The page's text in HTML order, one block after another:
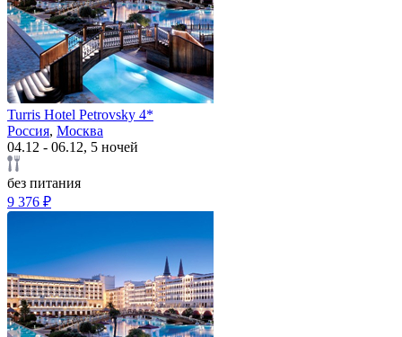
Turris Hotel Petrovsky 4*
Россия, Москва
04.12 - 06.12, 5 ночей
без питания
9 376 ₽